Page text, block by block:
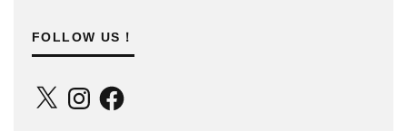
FOLLOW US！
X InstagramFacebook